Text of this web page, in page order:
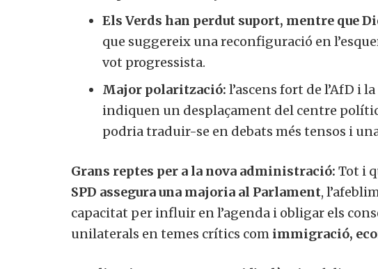
Els Verds han perdut suport, mentre que
que suggereix una reconfiguració en
vot progressista.
Major polarització: l’ascens fort de l’AfD i
indiquen un desplaçament del centre
podria traduir-se en debats més tensos i
Grans reptes per a la nova administració: Tot i
SPD assegura una majoria al Parlament,
capacitat per influir en l’agenda i obligar els
unilaterals en temes crítics com immigració,